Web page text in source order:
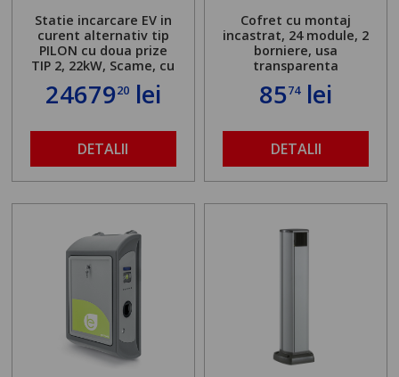
Statie incarcare EV in
curent alternativ tip
PILON cu doua prize
TIP 2, 22kW, Scame, cu
server local
2467920lei
DETALII
Cofret cu montaj
incastrat, 24 module, 2
borniere, usa
transparenta
8574lei
DETALII